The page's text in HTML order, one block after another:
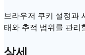
브라우저 쿠키 설정과
태와 추적 범위를 관리
상세